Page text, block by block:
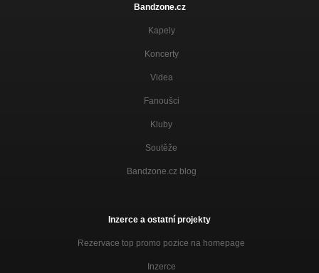
Bandzone.cz
Kapely
Koncerty
Videa
Fanoušci
Kluby
Soutěže
Bandzone.cz blog
Inzerce a ostatní projekty
Rezervace top promo pozice na homepage
Inzerce